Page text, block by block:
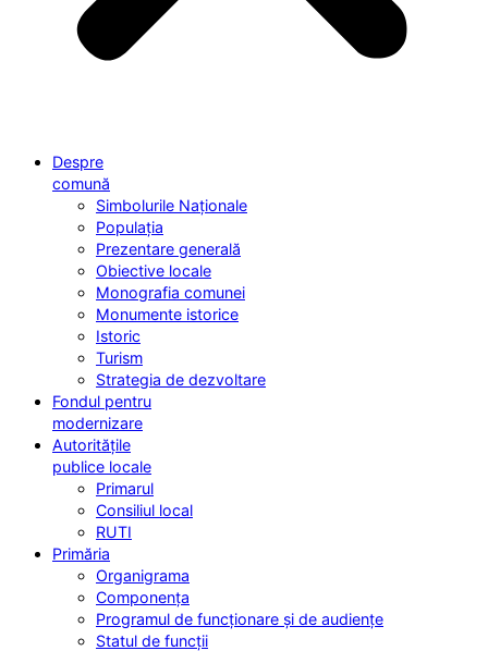
Despre
comună
Simbolurile Naționale
Populația
Prezentare generală
Obiective locale
Monografia comunei
Monumente istorice
Istoric
Turism
Strategia de dezvoltare
Fondul pentru
modernizare
Autoritățile
publice locale
Primarul
Consiliul local
RUTI
Primăria
Organigrama
Componența
Programul de funcționare și de audiențe
Statul de funcții